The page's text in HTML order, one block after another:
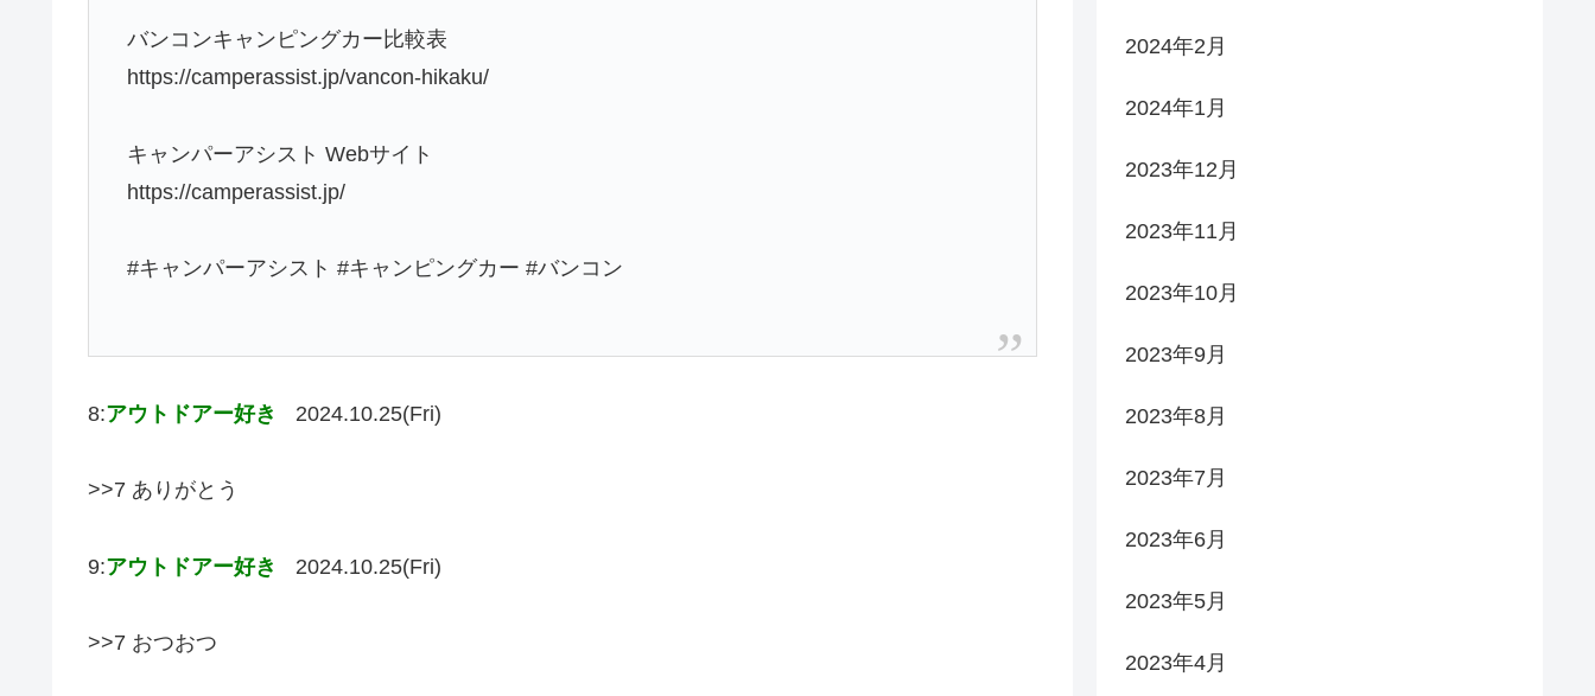
バンコンキャンピングカー比較表
https://camperassist.jp/vancon-hikaku/
キャンパーアシスト Webサイト
https://camperassist.jp/
#キャンパーアシスト #キャンピングカー #バンコン
8:アウトドアー好き 2024.10.25(Fri)
>>7 ありがとう
9:アウトドアー好き 2024.10.25(Fri)
>>7 おつおつ
2024年2月
2024年1月
2023年12月
2023年11月
2023年10月
2023年9月
2023年8月
2023年7月
2023年6月
2023年5月
2023年4月